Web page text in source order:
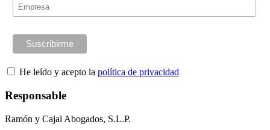
He leído y acepto la política de privacidad
Responsable
Ramón y Cajal Abogados, S.L.P.